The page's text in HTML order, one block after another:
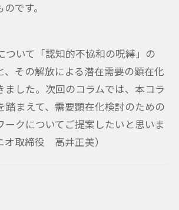
です。
ついて「認知的不協和の呪縛」の
、その解放による潜在需要の顕在化
ました。次回のコラムでは、本コラ
踏まえて、需要顕在化検討のための
ークについてご提案したいと思いま
オ取締役 高井正美）